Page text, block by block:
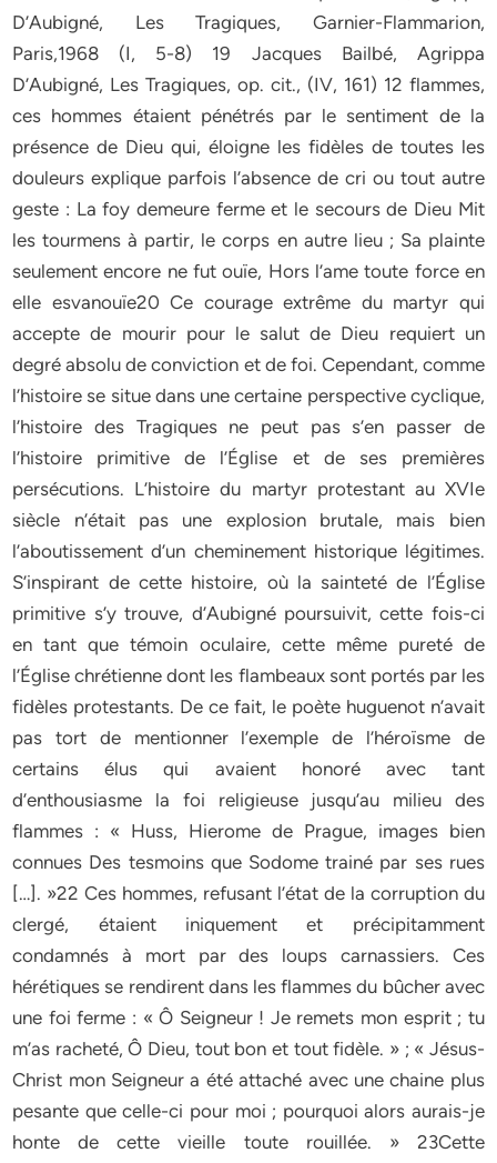
D’Aubigné, Les Tragiques, Garnier-Flammarion,
Paris,1968 (I, 5-8) 19 Jacques Bailbé, Agrippa
D’Aubigné, Les Tragiques, op. cit., (IV, 161) 12 flammes,
ces hommes étaient pénétrés par le sentiment de la
présence de Dieu qui, éloigne les fidèles de toutes les
douleurs explique parfois l’absence de cri ou tout autre
geste : La foy demeure ferme et le secours de Dieu Mit
les tourmens à partir, le corps en autre lieu ; Sa plainte
seulement encore ne fut ouïe, Hors l’ame toute force en
elle esvanouïe20 Ce courage extrême du martyr qui
accepte de mourir pour le salut de Dieu requiert un
degré absolu de conviction et de foi. Cependant, comme
l’histoire se situe dans une certaine perspective cyclique,
l’histoire des Tragiques ne peut pas s’en passer de
l’histoire primitive de l’Église et de ses premières
persécutions. L’histoire du martyr protestant au XVIe
siècle n’était pas une explosion brutale, mais bien
l’aboutissement d’un cheminement historique légitimes.
S’inspirant de cette histoire, où la sainteté de l’Église
primitive s’y trouve, d’Aubigné poursuivit, cette fois-ci
en tant que témoin oculaire, cette même pureté de
l’Église chrétienne dont les flambeaux sont portés par les
fidèles protestants. De ce fait, le poète huguenot n’avait
pas tort de mentionner l’exemple de l’héroïsme de
certains élus qui avaient honoré avec tant
d’enthousiasme la foi religieuse jusqu’au milieu des
flammes : « Huss, Hierome de Prague, images bien
connues Des tesmoins que Sodome trainé par ses rues
[…]. »22 Ces hommes, refusant l’état de la corruption du
clergé, étaient iniquement et précipitamment
condamnés à mort par des loups carnassiers. Ces
hérétiques se rendirent dans les flammes du bûcher avec
une foi ferme : « Ô Seigneur ! Je remets mon esprit ; tu
m’as racheté, Ô Dieu, tout bon et tout fidèle. » ; « Jésus-
Christ mon Seigneur a été attaché avec une chaine plus
pesante que celle-ci pour moi ; pourquoi alors aurais-je
honte de cette vieille toute rouillée. » 23Cette